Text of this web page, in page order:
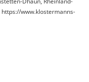
www.klostermanns-